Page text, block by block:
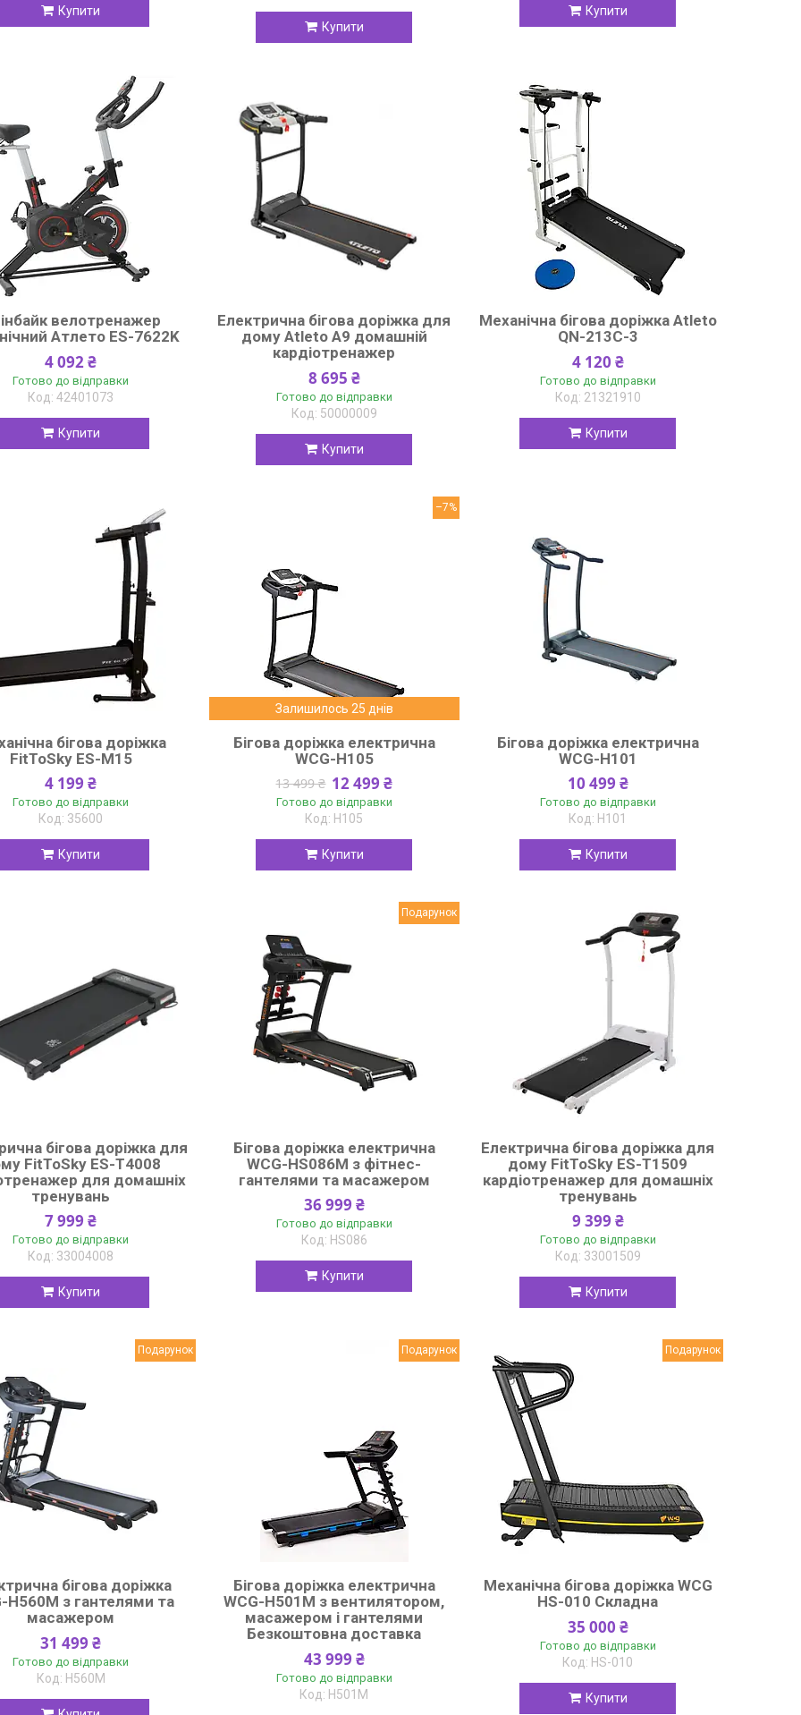
Купити
Купити
Купити
велотренажер
Атлето ES-7622K
4 092 ₴
Готово до відправки
42401073
Купити
Електрична бігова доріжка для
дому Atleto A9 домашній
кардіотренажер
8 695 ₴
Готово до відправки
50000009
Купити
Механічна бігова доріжка Atleto
QN-213C-3
4 120 ₴
Готово до відправки
21321910
Купити
бігова доріжка
FitToSky ES-M15
4 199 ₴
Готово до відправки
35600
Купити
–7%
Залишилось 25 днів
Бігова доріжка електрична
WCG-H105
13 499 ₴ 12 499 ₴
Готово до відправки
H105
Купити
Бігова доріжка електрична
WCG-H101
10 499 ₴
Готово до відправки
H101
Купити
бігова доріжка для
FitToSky ES-T4008
для домашніх
тренувань
7 999 ₴
Готово до відправки
33004008
Купити
Подарунок
Бігова доріжка електрична
WCG-HS086M з фітнес-
гантелями та масажером
36 999 ₴
Готово до відправки
HS086
Купити
Електрична бігова доріжка для
дому FitToSky ES-T1509
кардіотренажер для домашніх
тренувань
9 399 ₴
Готово до відправки
33001509
Купити
Подарунок
бігова доріжка
H560М з гантелями та
масажером
31 499 ₴
Готово до відправки
H560М
Подарунок
Бігова доріжка електрична
WCG-H501M з вентилятором,
масажером і гантелями
Безкоштовна доставка
43 999 ₴
Готово до відправки
H501M
Подарунок
Механічна бігова доріжка WCG
HS-010 Складна
35 000 ₴
Готово до відправки
HS-010
Купити